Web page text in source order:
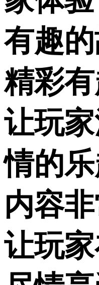
有趣的
精彩
让玩
情的乐
内容
让玩